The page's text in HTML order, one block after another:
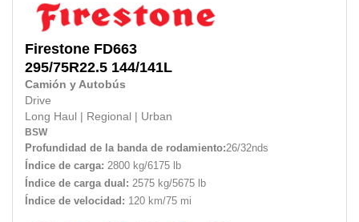
Firestone FD663
295/75R22.5 144/141L
Camión y Autobús
Drive
Long Haul
Regional Urban
BSW
Profundidad de la banda de rodamiento:26/32nds
Índice de carga: 2800 kg/6175 lb
Índice de carga dual: 2575 kg/5675 lb
Índice de velocidad: 120 km/75 mi